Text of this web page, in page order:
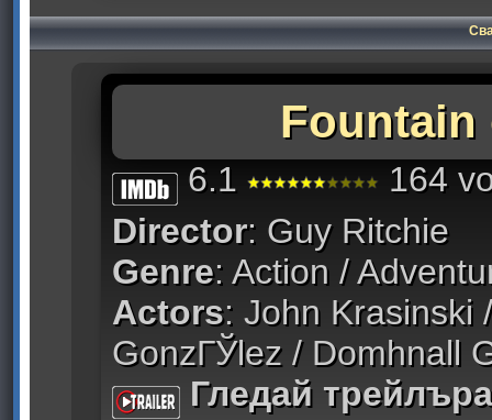
Fountain
6.1
164
Director: Guy Ritchie
Genre: Action /
Actors: John Krasinski
GonzГЎlez / Domhnall
Гледай трейлъра